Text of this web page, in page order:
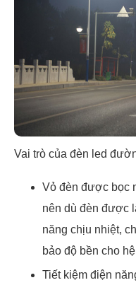
Vai trò của đèn led
Vỏ đèn được bọc
nên dù đèn được
năng chịu nhiệt,
bảo độ bền cho
Tiết kiệm điện